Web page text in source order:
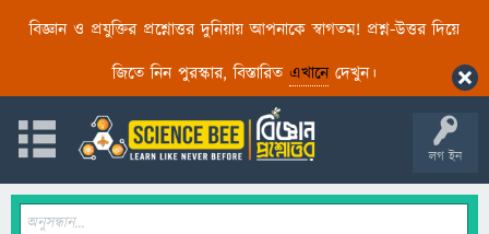
বিজ্ঞান ও প্রযুক্তির প্রশ্নোত্তর দুনিয়ায় আপনাকে স্বাগতম! প্রশ্ন-উত্তর দিয়ে
জিতে নিন পুরস্কার, বিস্তারিত এখানেদেখুন।
লগ ইন